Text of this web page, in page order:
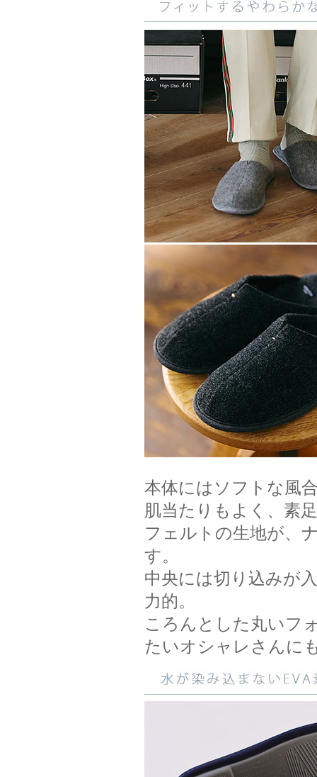
本体にはソフトな風
肌当たりもよく、素
フェルトの生地が、
す。
中央には切り込みが
力的。
ころんとした丸いフ
たいオシャレさんに